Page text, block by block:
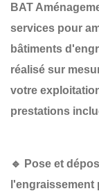
BAT
services pour
bâtiments
réalisé sur
votre
prestations
🔹 Pose et